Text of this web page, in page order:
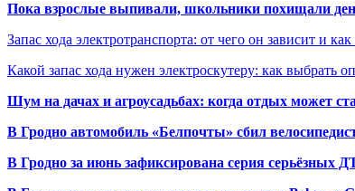
Пока взрослые выпивали, школьники похищали
Запас хода электротранспорта: от чего он зависит и
Какой запас хода нужен электроскутеру: как выбрать
Шум на дачах и агроусадьбах: когда отдых может
В Гродно автомобиль «Белпочты» сбил
В Гродно за июнь зафиксирована серия серьёзных